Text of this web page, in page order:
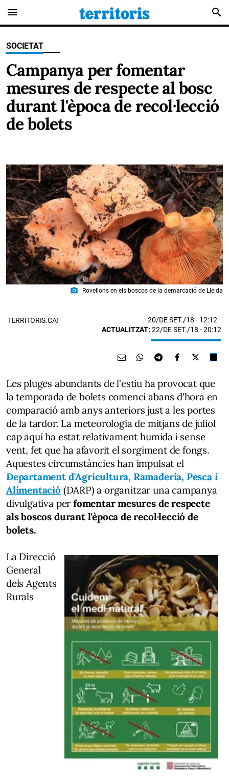
menu search
SOCIETAT
Campanya per fomentar
mesures de respecte al bosc
durant l'època de recol·lecció
de bolets
photo_camera Rovellons en els boscos de la demarcació de Lleida
TERRITORIS.CAT 20/DE SET./18 - 12:12
ACTUALITZAT: 22/DE SET./18 - 20:12
Les pluges abundants de l'estiu ha provocat que
la temporada de bolets comenci abans d'hora en
comparació amb anys anteriors just a les portes
de la tardor. La meteorologia de mitjans de juliol
cap aquí ha estat relativament humida i sense
vent, fet que ha afavorit el sorgiment de fongs.
Aquestes circumstàncies han impulsat el
Departament d'Agricultura, Ramaderia, Pesca i
Alimentació(DARP) a organitzar una campanya
divulgativa per fomentar mesures de respecte
als boscos durant l'època de recol·lecció de
bolets.
La Direcció
General
dels Agents
Rurals